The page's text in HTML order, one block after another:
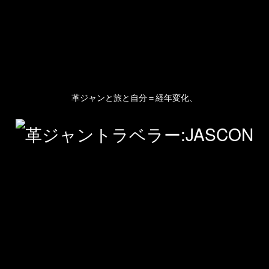
革ジャンと旅と自分＝経年変化、